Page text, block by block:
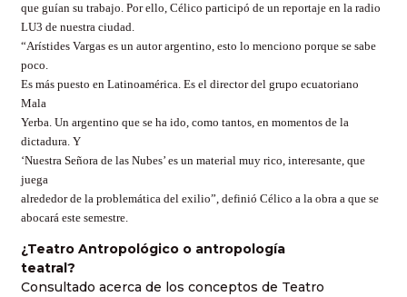
que guían su trabajo. Por ello, Célico participó de un reportaje en la radio
LU3 de nuestra ciudad.
“Arístides Vargas es un autor argentino, esto lo menciono porque se sabe
poco.
Es más puesto en Latinoamérica. Es el director del grupo ecuatoriano
Mala
Yerba. Un argentino que se ha ido, como tantos, en momentos de la
dictadura. Y
‘Nuestra Señora de las Nubes’ es un material muy rico, interesante, que
juega
alrededor de la problemática del exilio”, definió Célico a la obra a que se
abocará este semestre.
¿Teatro Antropológico o antropología
teatral?
Consultado acerca de los conceptos de Teatro